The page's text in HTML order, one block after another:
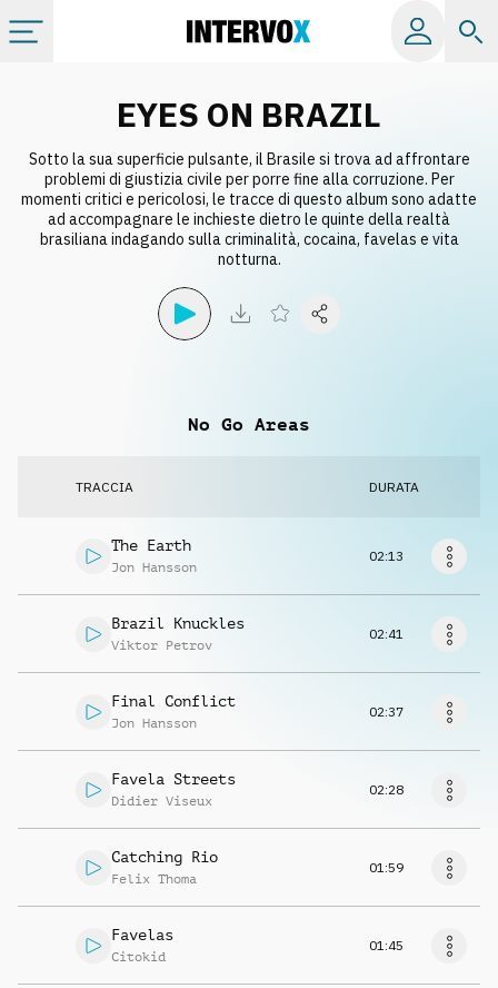
Album
Label
EYES ON BRAZIL
Sotto la sua superficie pulsante, il Brasile si trova ad affrontare
problemi di giustizia civile per porre fine alla corruzione. Per
momenti critici e pericolosi, le tracce di questo album sono adatte
ad accompagnare le inchieste dietro le quinte della realtà
brasiliana indagando sulla criminalità, cocaina, favelas e vita
notturna.
No Go Areas
TRACCIA DURATA
The Earth
Jon Hansson
02:13
Brazil Knuckles
Viktor Petrov
02:41
Final Conflict
Jon Hansson
02:37
Favela Streets
Didier Viseux
02:28
Catching Rio
Felix Thoma
01:59
Favelas
Citokid
01:45